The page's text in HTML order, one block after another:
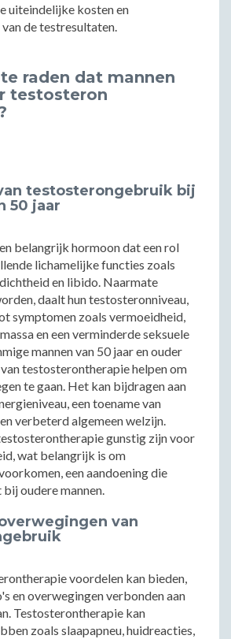
uiteindelijke kosten en
de testresultaten.
raden dat mannen
testosteron
testosterongebruik bij
50 jaar
belangrijk hormoon dat een rol
lichamelijke functies zoals
en libido. Naarmate
daalt hun testosteronniveau,
symptomen zoals vermoeidheid,
en een verminderde seksuele
mannen van 50 jaar en ouder
testosterontherapie helpen om
te gaan. Het kan bijdragen aan
een toename van
verbeterd algemeen welzijn.
gunstig zijn voor
wat belangrijk is om
een aandoening die
oudere mannen.
van
voordelen kan bieden,
en overwegingen verbonden aan
Testosterontherapie kan
zoals slaapapneu, huidreacties,